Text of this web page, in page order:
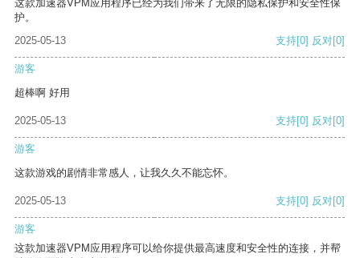
这款加速器VPM应用程序已经为我们带来了无限的隐私保护和安全性保
护。
2025-05-13
支持[0] 反对[0]
游客
超棒啊 好用
2025-05-13 支持[0] 反对[0]
游客
这款游戏的剧情非常感人，让我久久不能忘怀。
2025-05-13 支持[0] 反对[0]
游客
这款加速器VPM应用程序可以给你提供最高速度和安全性的连接，并帮